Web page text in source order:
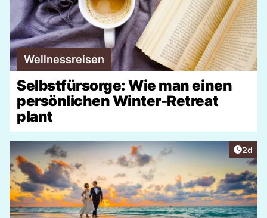
Wellnessreisen
Selbstfürsorge: Wie man einen
persönlichen Winter-Retreat
plant
2d